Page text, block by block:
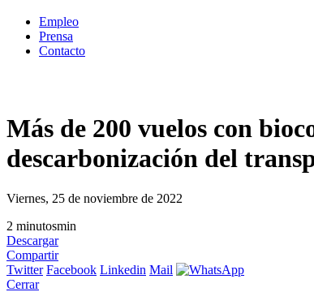
Empleo
Prensa
Contacto
Más de 200 vuelos con
descarbonización del
Viernes, 25 de noviembre de 2022
2 minutosmin
Descargar
Compartir
Twitter Facebook Linkedin Mail
Cerrar